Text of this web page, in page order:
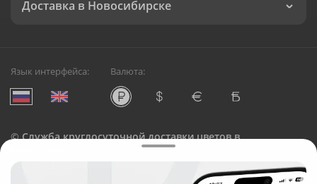
Доставка в Новосибирске
Язык интерфейса: Валюта:
©Служба круглосуточной доставки цветов в
Русский Букет, 2026